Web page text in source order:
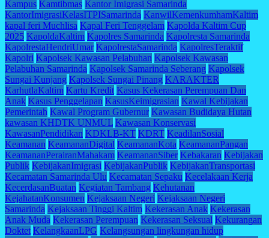
Kampus Kamtibmas Kantor Imigrasi Samarinda
KantorImigrasiKelasITPISamarinda KanwilKemenkumhamKaltim
kapal feri Muchlisa Kapal Feri Tenggelam Kapolda Kaltim Cup
2025 KapoldaKaltim Kapolres Samarinda Kapolresta Samarinda
KapolrestaHendriUmar KapolrestaSamarinda KapolresTeraktif
Kapolri Kapolsek Kawasan Pelabuhan Kapolsek Kawasan
Pelabuhan Samarinda Kapolsek Samarinda Seberang Kapolsek
Sungai Kunjang Kapolsek Sungai Pinang KARAKTER
KarhutlaKaltim Kartu Kredit Kasus Kekerasan Perempuan Dan
Anak Kasus Penggelapan KasusKeimigrasian Kawal Kebijakan
Pemerintah Kawal Program Gubernur Kawasan Budidaya Hutan
kawasan KHDTK UNMUL Kawasan Konservasi
KawasanPendidikan KDKLB-KT KDRT KeadilanSosial
Keamanan KeamananDigital KeamananKota KeamananPangan
KeamananPerairanMahakam KeamananSiber Kebakaran Kebijakan
Publik KebijakanImigrasi KebijakanPublik KebijakanTransportasi
Kecamatan Samarinda Ulu Kecamatan Sepaku Kecelakaan Kerja
KecerdasanBuatan Kegiatan Tambang Kehutanan
KejahatanKonsumen Kejaksaan Negeri Kejaksaan Negeri
Samarinda Kejaksaan Tinggi Kaltim Kekerasan Anak Kekerasan
Anak Muda Kekerasan Perempuan Kekerasan Seksual Kekurangan
Doktet KelangkaanLPG Kelangsungan lingkungan hidup